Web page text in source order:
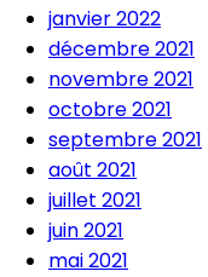
janvier 2022
décembre 2021
novembre 2021
octobre 2021
septembre 2021
août 2021
juillet 2021
juin 2021
mai 2021